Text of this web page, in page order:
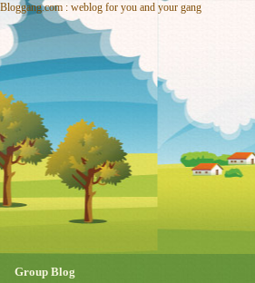
Bloggang.com : weblog for you and your gang
Group Blog